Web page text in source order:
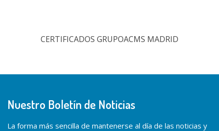
CERTIFICADOS GRUPOACMS MADRID
Nuestro Boletín de Noticias
La forma más sencilla de mantenerse al día de las noticias y